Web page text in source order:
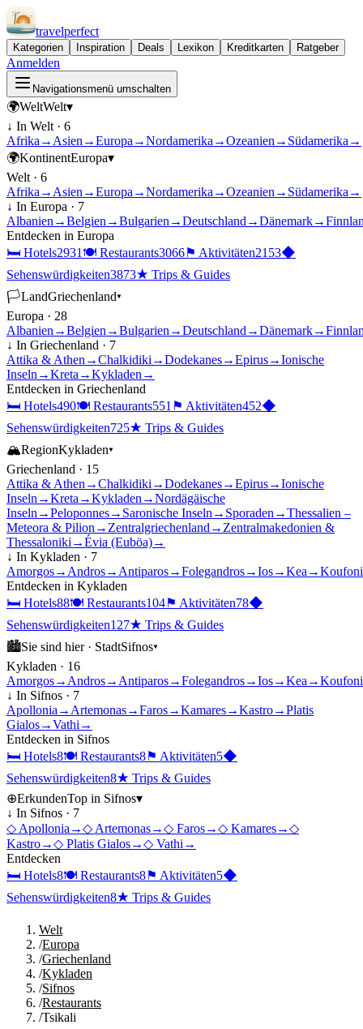
travelperfect
Kategorien Inspiration Deals Lexikon Kreditkarten Ratgeber
Anmelden
Navigationsmenü umschalten
🌍WeltWelt▾
↓ In Welt · 6
Afrika → Asien →Europa →Nordamerika →Ozeanien → Südamerika →
🌍KontinentEuropa▾
Welt · 6
Afrika → Asien →Europa →Nordamerika →Ozeanien → Südamerika →
↓ In Europa · 7
Albanien →Belgien →Bulgarien →Deutschland →Dänemark→
Entdecken in Europa
🛏 Hotels2931 🍽 Restaurants3066⚑ Aktivitäten2153◆
Sehenswürdigkeiten3873★ Trips & Guides
🏳LandGriechenland▾
Europa · 28
Albanien →Belgien →Bulgarien →Deutschland →Dänemark→
↓ In Griechenland · 7
Attika & Athen →Chalkidiki →Dodekanes→Epirus→Ionische
Inseln →Kreta →Kykladen →
Entdecken in Griechenland
🛏 Hotels490🍽 Restaurants551 ⚑ Aktivitäten452◆
Sehenswürdigkeiten725★ Trips & Guides
🏔RegionKykladen▾
Griechenland · 15
Attika & Athen →Chalkidiki →Dodekanes→Epirus→Ionische
Inseln →Kreta →Kykladen →Nordägäische
Inseln →Peloponnes→ Saronische Inseln → Sporaden →Thessalien –
Meteora & Pilion → Zentralgriechenland → Zentralmakedonien &
Thessaloniki →Évia (Euböa)→
↓ In Kykladen · 7
Amorgos→ Andros→ Antiparos→Folegandros→Ios→Kea →
Entdecken in Kykladen
🛏 Hotels88🍽 Restaurants104⚑ Aktivitäten78◆
Sehenswürdigkeiten127★ Trips & Guides
🏙Sie sind hier · StadtSifnos▾
Kykladen · 16
Amorgos→ Andros→ Antiparos→Folegandros→Ios→Kea →
↓ In Sifnos · 7
Apollonia → Artemonas→Faros→Kamares→Kastro→Platis
Gialos→Vathi →
Entdecken in Sifnos
🛏 Hotels8🍽 Restaurants8⚑ Aktivitäten5◆
Sehenswürdigkeiten8★ Trips & Guides
⊕ErkundenTop in Sifnos▾
↓ In Sifnos · 7
◇ Apollonia →◇ Artemonas→◇ Faros→◇ Kamares→◇
Kastro→◇ Platis Gialos→◇ Vathi →
Entdecken
🛏 Hotels8🍽 Restaurants8⚑ Aktivitäten5◆
Sehenswürdigkeiten8★ Trips & Guides
Welt
/Europa
/Griechenland
/Kykladen
/Sifnos
/Restaurants
/Tsikali